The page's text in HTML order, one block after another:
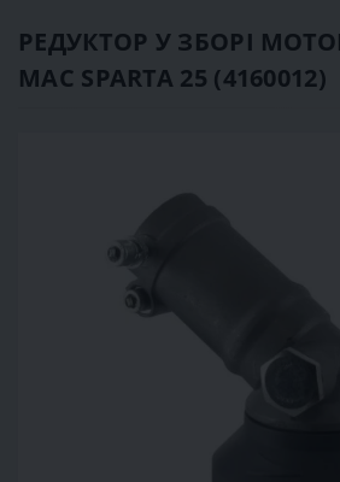
РЕДУКТОР У ЗБОРІ
MAC SPARTA 25 (4160012)